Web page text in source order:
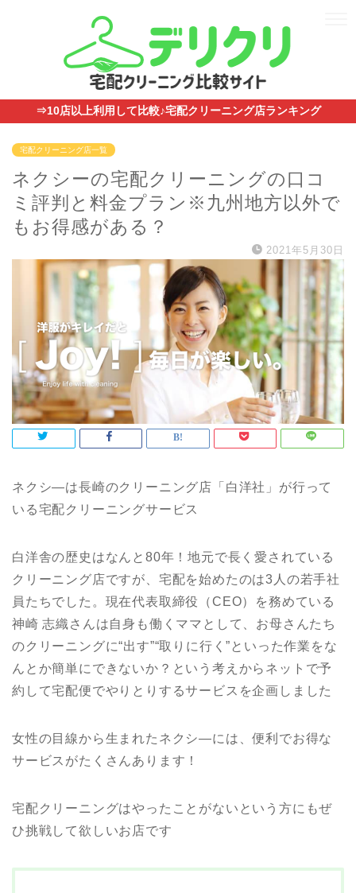
⇒10店以上利用して比較♪宅配クリーニング店ランキング
宅配クリーニング店一覧
ネクシーの宅配クリーニングの口コ
ミ評判と料金プラン※九州地方以外で
もお得感がある？
2021年5月30日
ネクシ―は長崎のクリーニング店「白洋社」が行って
いる宅配クリーニングサービス
白洋舎の歴史はなんと80年！地元で長く愛されている
クリーニング店ですが、宅配を始めたのは3人の若手社
員たちでした。現在代表取締役（CEO）を務めている
神崎 志織さんは自身も働くママとして、お母さんたち
のクリーニングに“出す”“取りに行く”といった作業をな
んとか簡単にできないか？という考えからネットで予
約して宅配便でやりとりするサービスを企画しました
女性の目線から生まれたネクシ―には、便利でお得な
サービスがたくさんあります！
宅配クリーニングはやったことがないという方にもぜ
ひ挑戦して欲しいお店です